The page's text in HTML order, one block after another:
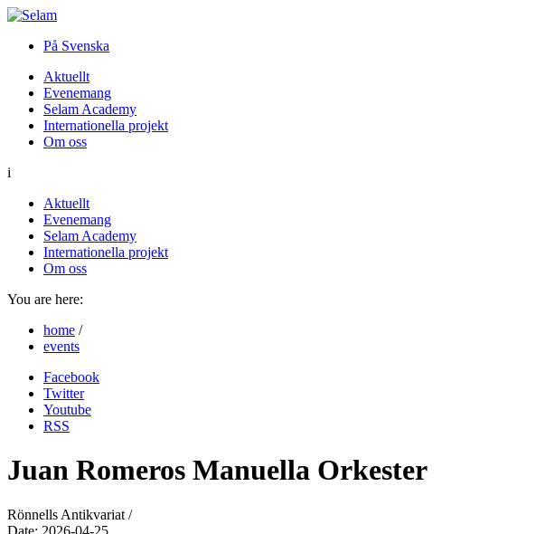
På Svenska
Aktuellt
Evenemang
Selam Academy
Internationella projekt
Om oss
i
Aktuellt
Evenemang
Selam Academy
Internationella projekt
Om oss
You are here:
home /
events
Facebook
Twitter
Youtube
RSS
Juan Romeros Manuella Orkester
Rönnells Antikvariat /
Date: 2026-04-25